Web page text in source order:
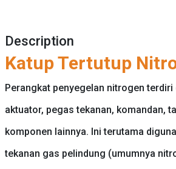
Description
Katup Tertutup
Perangkat penyegelan nitrogen
aktuator, pegas tekanan, komandan,
komponen lainnya. Ini terutama
tekanan gas pelindung (umumnya